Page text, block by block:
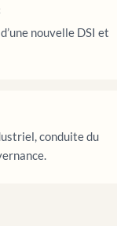
nouvelle DSI et
conduite du